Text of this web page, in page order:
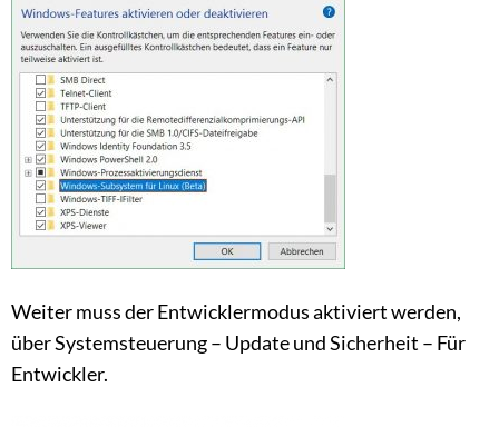
Weiter muss der Entwicklermodus aktiviert werden,
über Systemsteuerung – Update und Sicherheit – Für
Entwickler.